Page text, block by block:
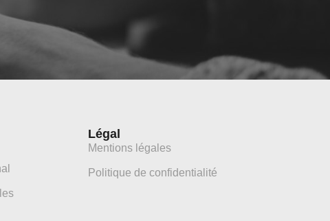
Légal
Mentions légales
Politique de confidentialité